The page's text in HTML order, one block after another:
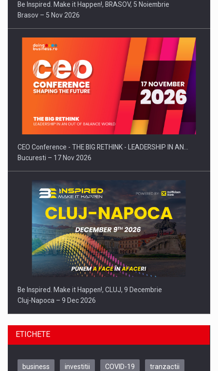
Be Inspired. Make it Happen!, BRASOV, 5 Noiembrie
Brasov – 5 Nov 2026
CEO Conference - THE BIG RETHINK - LEADERSHIP IN AN…
Bucuresti – 17 Nov 2026
Be Inspired. Make it Happen!, CLUJ, 9 Decembrie
Cluj-Napoca – 9 Dec 2026
ETICHETE
business investitii COVID-19 tranzactii